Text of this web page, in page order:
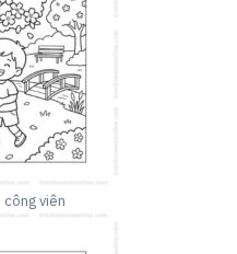
công viên